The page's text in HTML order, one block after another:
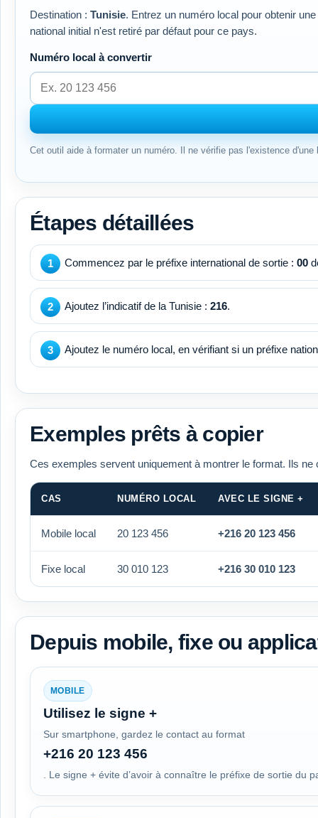
Destination : Tunisie. Entrez un numéro local pour obtenir
national initial n'est retiré par défaut pour ce pays.
Numéro local à convertir
Cet outil aide à formater un numéro. Il ne vérifie pas l'existence
Étapes détaillées
Commencez par le préfixe international de sortie : 00
Ajoutez l’indicatif de la Tunisie : 216.
Ajoutez le numéro local, en vérifiant si un préfixe
Exemples prêts à copier
Ces exemples servent uniquement à montrer le format. Ils ne
CAS NUMÉRO LOCAL AVEC LE SIGNE +
Mobile local 20 123 456 +216 20 123 456
Fixe local 30 010 123 +216 30 010 123
Depuis mobile, fixe ou
MOBILE
Utilisez le signe +
Sur smartphone, gardez le contact au format
+216 20 123 456
. Le signe + évite d’avoir à connaître le préfixe de sortie du